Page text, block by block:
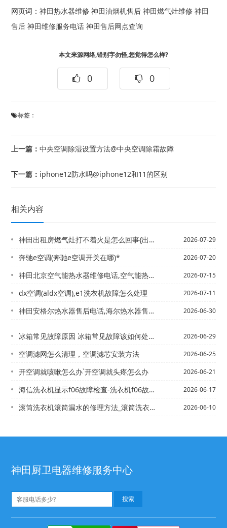
网页词：神田热水器维修 神田油烟机售后 神田燃气灶维修 神田
售后 神田维修服务电话 神田售后网点查询
本文来源网络,错别字勿怪,您觉得怎么样?
0 0
标签：
上一篇：中央空调除湿设置方法@中央空调除霜故障
下一篇： iphone12防水吗@iphone12和11的区别
相关内容
神田出租房燃气灶打不着火是怎么回事{出租房燃气灶打不着火原因 2026-07-29
奔驰e空调(奔驰e空调开关在哪)* 2026-07-20
神田北京空气能热水器维修电话,空气能热水器维修上门电话+北京老式热水器维修电话,... 2026-07-15
dx空调(aldx空调),e1洗衣机故障怎么处理 2026-07-11
神田安格尔热水器售后电话,海尔热水器售后电话24小时客服_安格热水器电话,万家乐... 2026-06-30
冰箱常见故障原因 冰箱常见故障该如何处理_冰箱常见故障原因 冰箱常见故障该如何处... 2026-06-29
空调滤网怎么清理，空调滤芯安装方法 2026-06-25
开空调就咳嗽怎么办`开空调就头疼怎么办 2026-06-21
海信洗衣机显示f06故障检查-洗衣机f06故障处理方法,海信洗衣机显示u4处理方... 2026-06-17
滚筒洗衣机滚筒漏水的修理方法_滚筒洗衣机滚筒漏水注意事项+滚筒洗衣机滚筒漏水用什... 2026-06-10
神田厨卫电器维修服务中心